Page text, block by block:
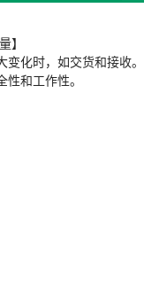
】
变化时，如交货和接收
和工作性。